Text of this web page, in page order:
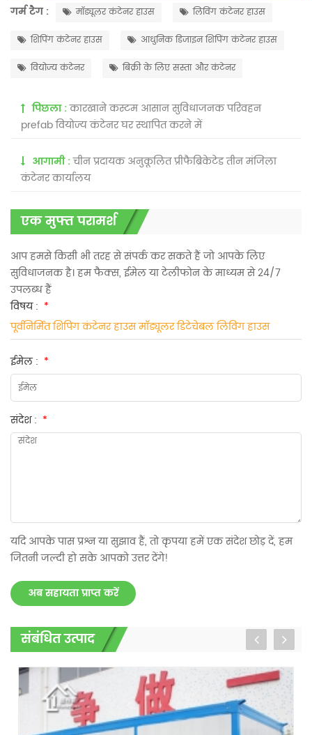
गर्म टैग : मॉड्यूलर कंटेनर हाउस लिविंग कंटेनर हाउस
शिपिंग कंटेनर हाउस आधुनिक डिजाइन शिपिंग कंटेनर हाउस
वियोज्य कंटेनर बिक्री के लिए सस्ता और कंटेनर
पिछला :कारखाने कस्टम आसान सुविधाजनक परिवहन
prefab वियोज्य कंटेनर घर स्थापित करने में
आगामी :चीन प्रदायक अनुकूलित प्रीफैब्रिकेटेड तीन मंजिला
कंटेनर कार्यालय
एक मुफ्त परामर्श
आप हमसे किसी भी तरह से संपर्क कर सकते हैं जो आपके लिए
सुविधाजनक है। हम फैक्स, ईमेल या टेलीफोन के माध्यम से 24/7
उपलब्ध हैं
विषय : *
पूर्वनिर्मित शिपिंग कंटेनर हाउस मॉड्यूलर डिटेचेबल लिविंग हाउस
ईमेल : *
संदेश : *
यदि आपके पास प्रश्न या सुझाव हैं, तो कृपया हमें एक संदेश छोड़ दें, हम
जितनी जल्दी हो सके आपको उत्तर देंगे!
अब सहायता प्राप्त करें
संबंधित उत्पाद